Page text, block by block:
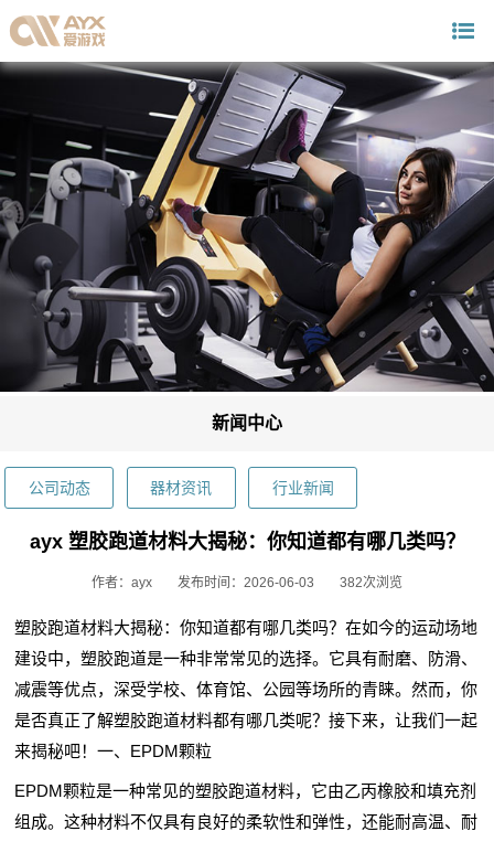
新闻中心
公司动态 器材资讯 行业新闻
ayx 塑胶跑道材料大揭秘：你知道都有哪几类吗？
作者：ayx 发布时间：2026-06-03 382次浏览
塑胶跑道材料大揭秘：你知道都有哪几类吗？在如今的运动场地
建设中，塑胶跑道是一种非常常见的选择。它具有耐磨、防滑、
减震等优点，深受学校、体育馆、公园等场所的青睐。然而，你
是否真正了解塑胶跑道材料都有哪几类呢？接下来，让我们一起
来揭秘吧！一、EPDM颗粒
EPDM颗粒是一种常见的塑胶跑道材料，它由乙丙橡胶和填充剂
组成。这种材料不仅具有良好的柔软性和弹性，还能耐高温、耐